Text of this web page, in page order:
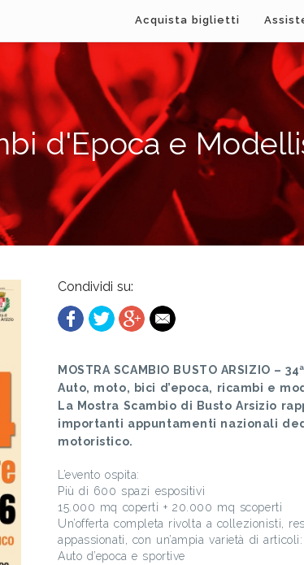
Acquista biglietti
d'Epoca e
Condividi su:
MOSTRA SCAMBIO BUSTO ARSIZIO –
Auto, moto, bici d’epoca, ricambi e
La Mostra Scambio di Busto Arsizio
importanti appuntamenti nazionali
motoristico.
L’evento ospita:
Più di 600 spazi espositivi
15.000 mq coperti + 20.000 mq scoperti
Un’offerta completa rivolta a collezionisti,
appassionati, con un’ampia varietà di articoli:
Auto d’epoca e sportive